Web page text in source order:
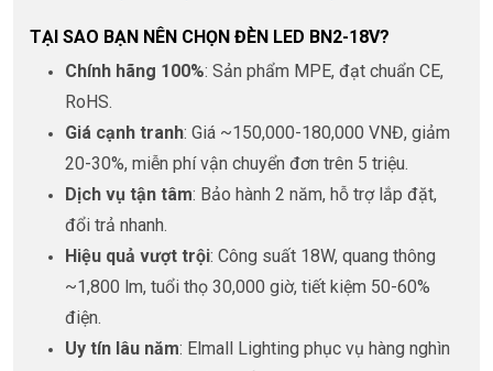
TẠI SAO BẠN NÊN CHỌN ĐÈN LED BN2-18V?
Chính hãng 100%: Sản phẩm MPE, đạt chuẩn CE,
RoHS.
Giá cạnh tranh: Giá ~150,000-180,000 VNĐ, giảm
20-30%, miễn phí vận chuyển đơn trên 5 triệu.
Dịch vụ tận tâm: Bảo hành 2 năm, hỗ trợ lắp đặt,
đổi trả nhanh.
Hiệu quả vượt trội: Công suất 18W, quang thông
~1,800 lm, tuổi thọ 30,000 giờ, tiết kiệm 50-60%
điện.
Uy tín lâu năm: Elmall Lighting phục vụ hàng nghìn